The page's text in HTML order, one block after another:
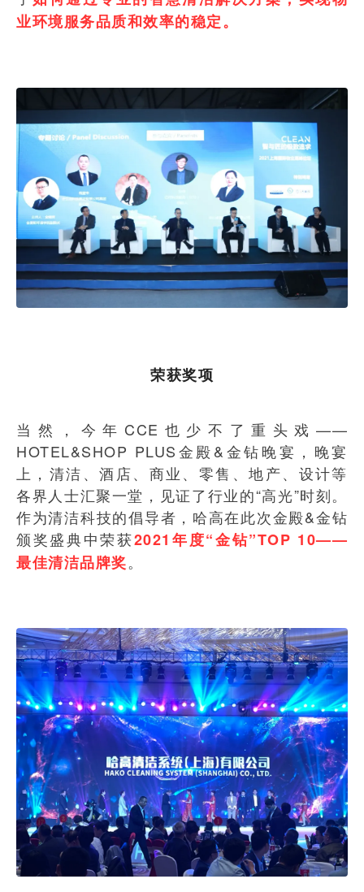
业环境服务品质和效率的稳定。
荣获奖项
当然，今年CCE也少不了重头戏——
HOTEL&SHOP PLUS金殿&金钻晚宴，晚宴
上，清洁、酒店、商业、零售、地产、设计等
各界人士汇聚一堂，见证了行业的“高光”时刻。
作为清洁科技的倡导者，哈高在此次金殿&金钻
颁奖盛典中荣获2021年度“金钻”TOP 10——
最佳清洁品牌奖。